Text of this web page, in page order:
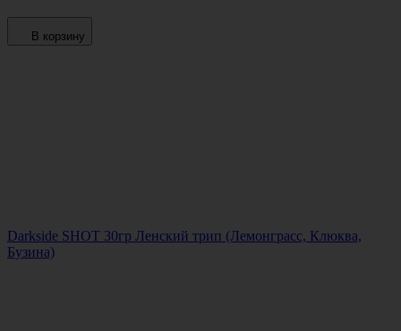
В корзину
Darkside SHOT 30гр Ленский трип (Лемонграсс, Клюква,
Бузина)